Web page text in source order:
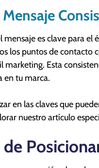
mensaje es clave para
los puntos de contacto
marketing. Esta
en tu marca.
en las claves que
nuestro artículo